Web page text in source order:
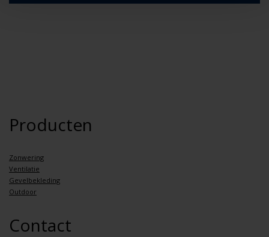
Producten
Zonwering
Ventilatie
Gevelbekleding
Outdoor
Contact